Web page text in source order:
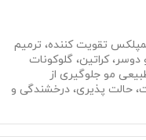
تقویت کننده، ترمیم
کراتین، گلوکونات
مو جلوگیری از
حالت پذیری، درخشندگی و